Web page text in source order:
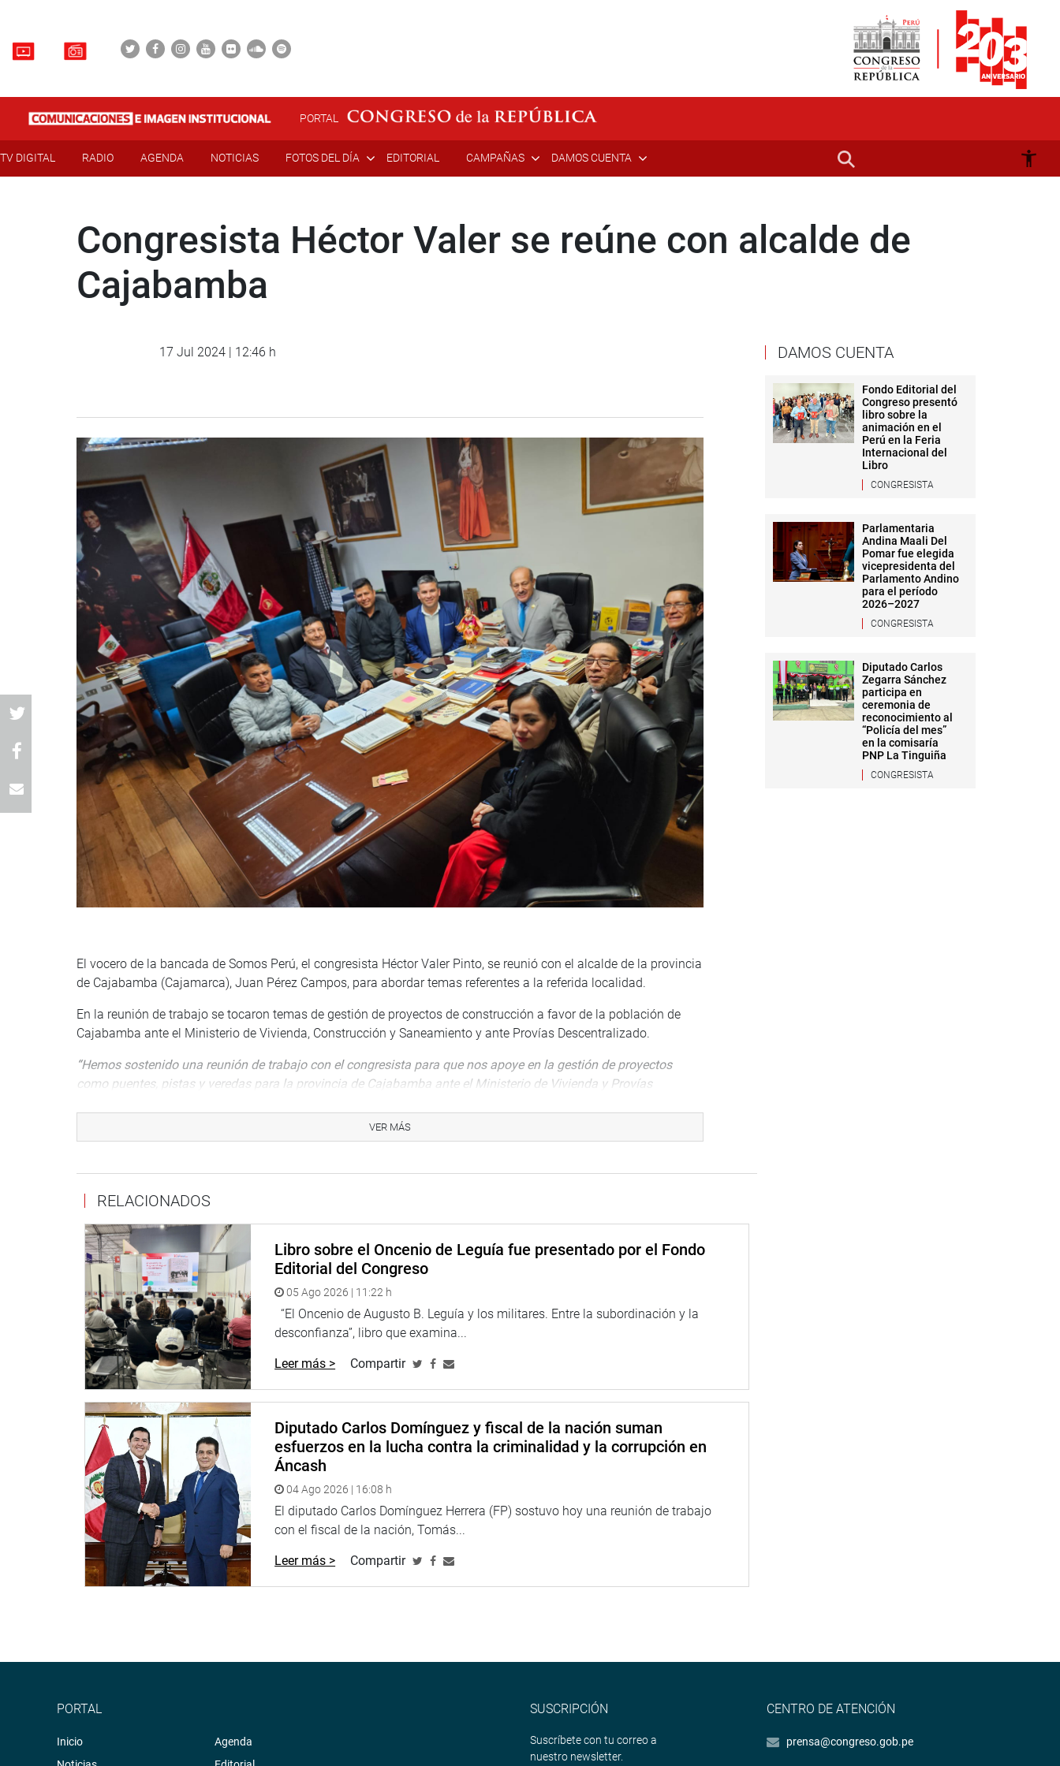
PORTAL
TV DIGITAL RADIO AGENDA NOTICIAS FOTOS DEL DÍA EDITORIAL CAMPAÑAS DAMOS CUENTA
Congresista Héctor Valer se reúne con alcalde de
Cajabamba
17 Jul 2024 | 12:46 h
El vocero de la bancada de Somos Perú, el congresista Héctor Valer Pinto, se reunió con el alcalde de la provincia
de Cajabamba (Cajamarca), Juan Pérez Campos, para abordar temas referentes a la referida localidad.
En la reunión de trabajo se tocaron temas de gestión de proyectos de construcción a favor de la población de
Cajabamba ante el Ministerio de Vivienda, Construcción y Saneamiento y ante Provías Descentralizado.
“Hemos sostenido una reunión de trabajo con el congresista para que nos apoye en la gestión de proyectos
como puentes, pistas y veredas para la provincia de Cajabamba ante el Ministerio de Vivienda y Provías
El parlamentario se comprometió a hacer las gestiones necesarias para que se ejecuten estas obras a favor de la
VER MÁS
RELACIONADOS
Libro sobre el Oncenio de Leguía fue presentado por el Fondo
Editorial del Congreso
05 Ago 2026 | 11:22 h
“El Oncenio de Augusto B. Leguía y los militares. Entre la subordinación y la
desconfianza”, libro que examina...
Leer más > Compartir
Diputado Carlos Domínguez y fiscal de la nación suman
esfuerzos en la lucha contra la criminalidad y la corrupción en
Áncash
04 Ago 2026 | 16:08 h
El diputado Carlos Domínguez Herrera (FP) sostuvo hoy una reunión de trabajo
con el fiscal de la nación, Tomás...
Leer más > Compartir
DAMOS CUENTA
Fondo Editorial del
Congreso presentó
libro sobre la
animación en el
Perú en la Feria
Internacional del
Libro
CONGRESISTA
Parlamentaria
Andina Maali Del
Pomar fue elegida
vicepresidenta del
Parlamento Andino
para el período
2026–2027
CONGRESISTA
Diputado Carlos
Zegarra Sánchez
participa en
ceremonia de
reconocimiento al
“Policía del mes”
en la comisaría
PNP La Tinguiña
CONGRESISTA
PORTAL
Inicio
Agenda
SUSCRIPCIÓN
Suscríbete con tu correo a
nuestro newsletter.
CENTRO DE ATENCIÓN
prensa@congreso.gob.pe